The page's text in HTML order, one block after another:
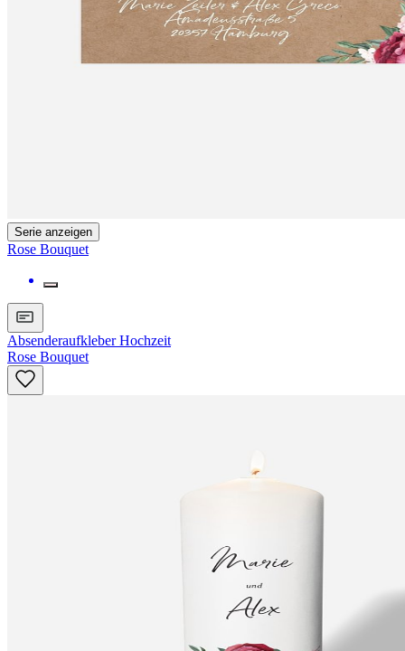
Serie anzeigen
Rose Bouquet
Absenderaufkleber Hochzeit
Rose Bouquet